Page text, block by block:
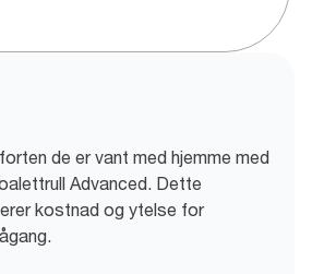
de er vant med hjemme med
Advanced. Dette
kostnad og ytelse for